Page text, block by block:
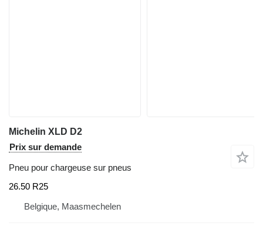
Michelin XLD D2
Prix sur demande
Pneu pour chargeuse sur pneus
26.50 R25
Belgique, Maasmechelen